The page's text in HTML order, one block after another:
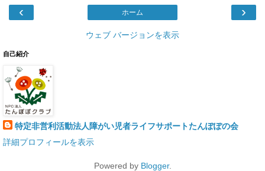
‹ ›
ホーム
ウェブ バージョンを表示
自己紹介
特定非営利活動法人障がい児者ライフサポートたんぽぽの会
詳細プロフィールを表示
Powered by Blogger.